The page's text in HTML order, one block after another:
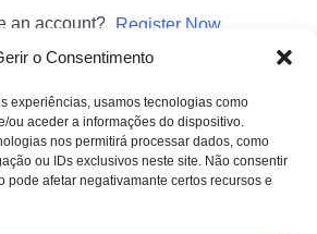
o Consentimento
experiências, usamos tecnologias como
ou aceder a informações do dispositivo.
nos permitirá processar dados, como
ou IDs exclusivos neste site. Não consentir
pode afetar negativamante certos recursos e
an account? Register Now